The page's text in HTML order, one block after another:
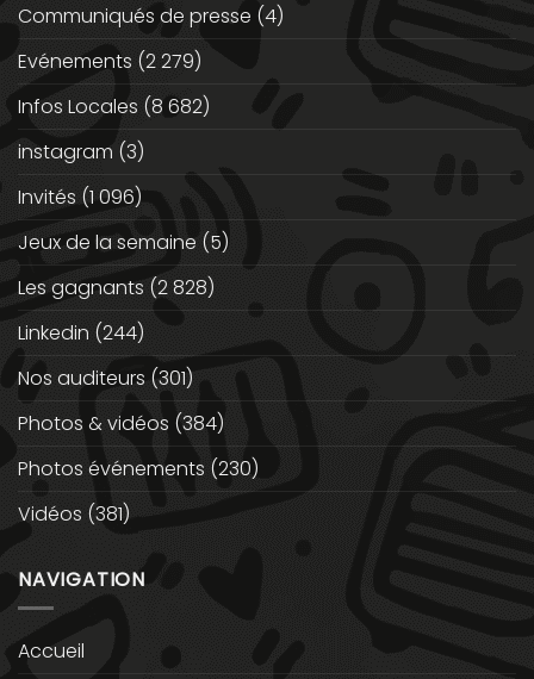
Communiqués de presse (4)
Evénements (2 279)
Infos Locales (8 682)
instagram (3)
Invités (1 096)
Jeux de la semaine (5)
Les gagnants (2 828)
Linkedin (244)
Nos auditeurs (301)
Photos & vidéos (384)
Photos événements (230)
Vidéos (381)
NAVIGATION
Accueil